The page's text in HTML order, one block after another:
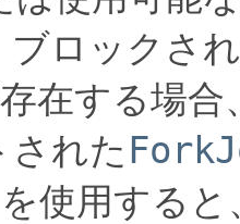
ブロックさ
在する場
された
使用する